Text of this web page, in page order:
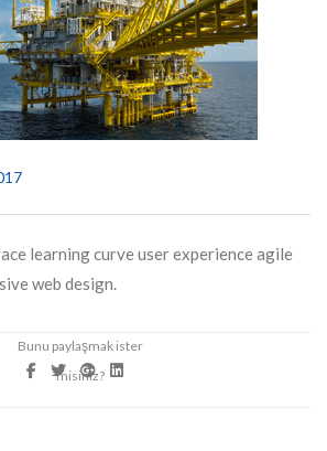
learning curve user experience agile
web design.